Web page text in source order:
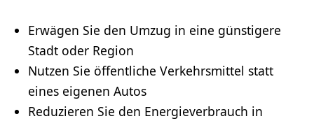
Erwägen Sie den Umzug in eine günstigere
Stadt oder Region
Nutzen Sie öffentliche Verkehrsmittel statt
eines eigenen Autos
Reduzieren Sie den Energieverbrauch in